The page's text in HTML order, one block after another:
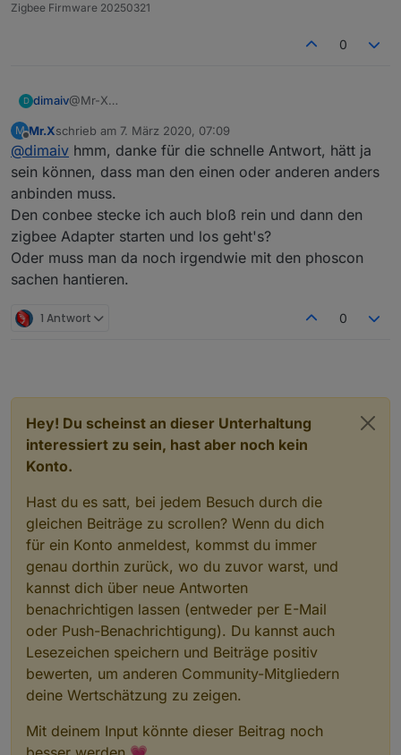
Zigbee Firmware 20250321
0
D dimaiv@Mr-X
M
Offline
Mr.Xschrieb am 7. März 2020, 07:09
zuletzt editiert von
@dimaiv hmm, danke für die schnelle Antwort, hätt ja
sein können, dass man den einen oder anderen anders
anbinden muss.
Den conbee stecke ich auch bloß rein und dann den
zigbee Adapter starten und los geht's?
Oder muss man da noch irgendwie mit den phoscon
sachen hantieren.
1 Antwort 0
Hey! Du scheinst an dieser Unterhaltung
interessiert zu sein, hast aber noch kein
Konto.
Hast du es satt, bei jedem Besuch durch die
gleichen Beiträge zu scrollen? Wenn du dich
für ein Konto anmeldest, kommst du immer
genau dorthin zurück, wo du zuvor warst, und
kannst dich über neue Antworten
benachrichtigen lassen (entweder per E-Mail
oder Push-Benachrichtigung). Du kannst auch
Lesezeichen speichern und Beiträge positiv
bewerten, um anderen Community-Mitgliedern
deine Wertschätzung zu zeigen.
Mit deinem Input könnte dieser Beitrag noch